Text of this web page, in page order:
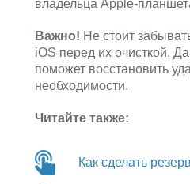
владельца Apple-
Важно! Не стоит
iOS перед их очисткой.
поможет восстановить
необходимости.
Читайте также:
Как сделать